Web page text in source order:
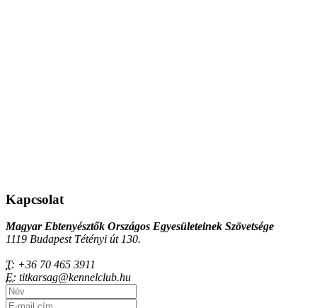
Kapcsolat
Magyar Ebtenyésztők Országos Egyesületeinek Szövetsége
1119 Budapest Tétényi út 130.
T: +36 70 465 3911
E: titkarsag@kennelclub.hu